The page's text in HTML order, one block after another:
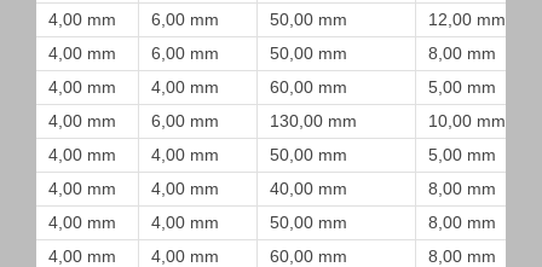
4,00 mm
6,00 mm 50,00 mm
12,00 mm
4,00 mm
6,00 mm 50,00 mm
8,00 mm
4,00 mm
4,00 mm 60,00 mm
5,00 mm
4,00 mm
6,00 mm 130,00 mm
10,00 mm
4,00 mm
4,00 mm 50,00 mm
5,00 mm
4,00 mm
4,00 mm 40,00 mm
8,00 mm
4,00 mm
4,00 mm 50,00 mm
8,00 mm
4,00 mm
4,00 mm 60,00 mm
8,00 mm